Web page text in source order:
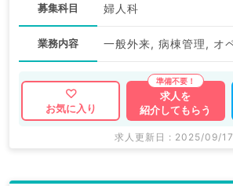
募集科目 婦人科
業務内容
お気に入り
求人を
紹介してもらう
求人更新日 : 2025/09/17